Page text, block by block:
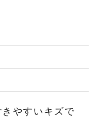
やすいキズで